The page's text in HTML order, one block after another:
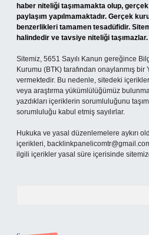
haber niteliği taşımamakta olup,
paylaşım yapılmamaktadır. Gerçek
benzerlikleri tamamen tesadüfidir.
halindedir ve tavsiye niteliği taşımazlar.
Sitemiz, 5651 Sayılı Kanun gereğince
Kurumu (BTK) tarafından onaylanmış bir
vermektedir. Bu nedenle, sitedeki
veya araştırma yükümlülüğümüz
yazdıkları içeriklerin sorumluluğunu
sorumluluğu kabul etmiş sayılırlar.
Hukuka ve yasal düzenlemelere aykırı
içerikleri,
ilgili içerikler yasal süre içerisinde